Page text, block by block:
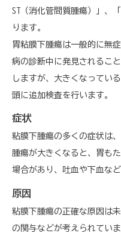
ST（消化管間質腫瘍）」、
ります。
胃粘膜下腫瘍は一般的に無
病の診断中に発見されるこ
しますが、大きくなってい
頭に追加検査を行います。
症状
粘膜下腫瘍の多くの症状は
腫瘍が大きくなると、胃も
場合があり、吐血や下血な
原因
粘膜下腫瘍の正確な原因は
の関与などが考えられていま